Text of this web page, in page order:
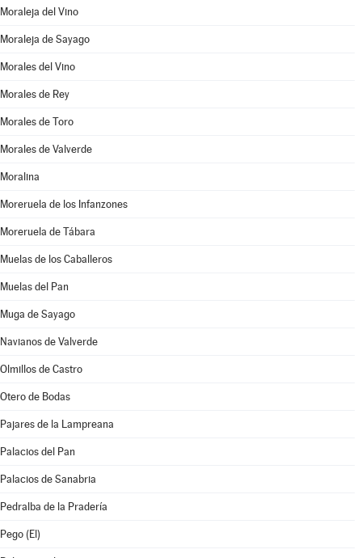
Moraleja del Vino
Moraleja de Sayago
Morales del Vino
Morales de Rey
Morales de Toro
Morales de Valverde
Moralina
Moreruela de los Infanzones
Moreruela de Tábara
Muelas de los Caballeros
Muelas del Pan
Muga de Sayago
Navianos de Valverde
Olmillos de Castro
Otero de Bodas
Pajares de la Lampreana
Palacios del Pan
Palacios de Sanabria
Pedralba de la Pradería
Pego (El)